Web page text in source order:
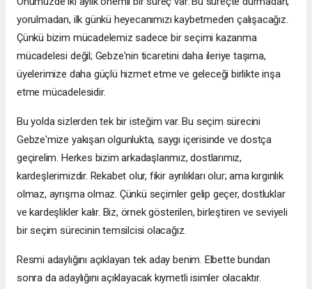
yorulmadan, ilk günkü heyecanımızı kaybetmeden çalışacağız.
Çünkü bizim mücadelemiz sadece bir seçimi kazanma
mücadelesi değil; Gebze'nin ticaretini daha ileriye taşıma,
üyelerimize daha güçlü hizmet etme ve geleceği birlikte inşa
etme mücadelesidir.
Bu yolda sizlerden tek bir isteğim var. Bu seçim sürecini
Gebze'mize yakışan olgunlukta, saygı içerisinde ve dostça
geçirelim. Herkes bizim arkadaşlarımız, dostlarımız,
kardeşlerimizdir. Rekabet olur, fikir ayrılıkları olur; ama kırgınlık
olmaz, ayrışma olmaz. Çünkü seçimler gelip geçer, dostluklar
ve kardeşlikler kalır. Biz, örnek gösterilen, birleştiren ve seviyeli
bir seçim sürecinin temsilcisi olacağız.
Resmi adaylığını açıklayan tek aday benim. Elbette bundan
sonra da adaylığını açıklayacak kıymetli isimler olacaktır.